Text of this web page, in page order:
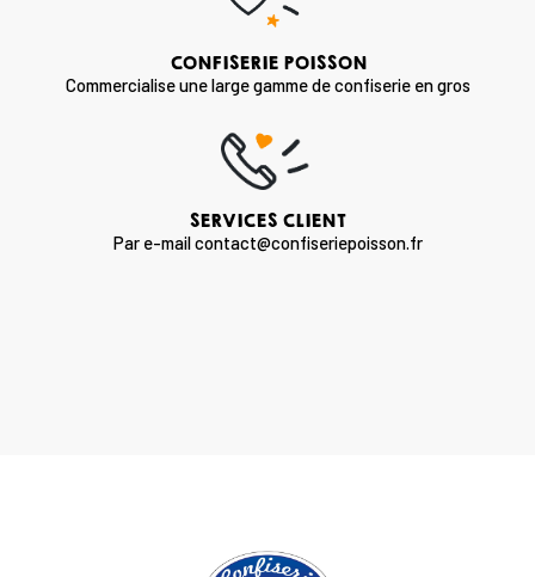
CONFISERIE POISSON
Commercialise une large gamme de confiserie en gros
SERVICES CLIENT
Par e-mail contact@confiseriepoisson.fr